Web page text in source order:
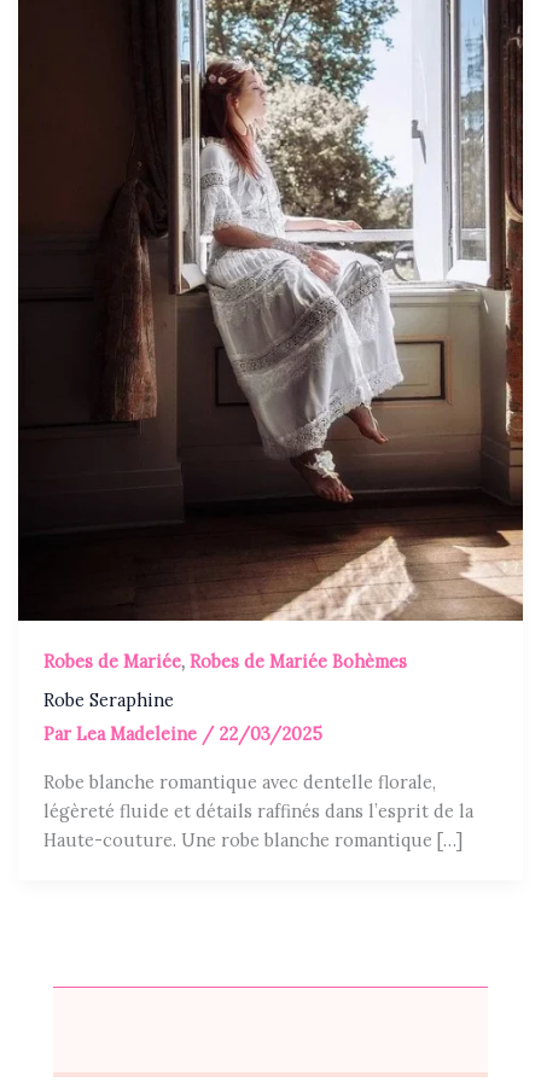
Robes de Mariée,Robes de Mariée Bohèmes
Robe Seraphine
ParLea Madeleine / 22/03/2025
Robe blanche romantique avec dentelle florale,
légèreté fluide et détails raffinés dans l’esprit de la
Haute-couture. Une robe blanche romantique […]